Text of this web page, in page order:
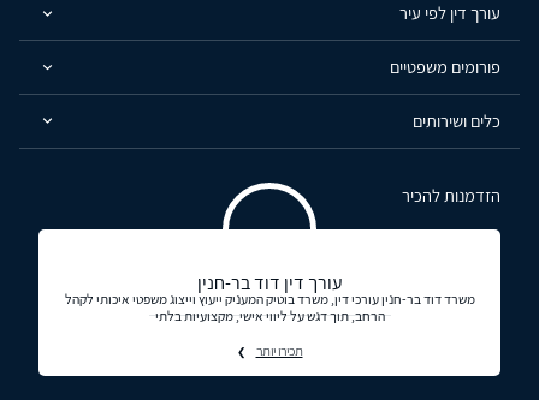
עורך דין לפי עיר
פורומים משפטיים
כלים ושירותים
הזדמנות להכיר
עורך דין דוד בר-חנין
משרד דוד בר-חנין עורכי דין, משרד בוטיק המעניק ייעוץ וייצוג משפטי איכותי לקהל
הרחב, תוך דגש על ליווי אישי, מקצועיות בלתי
תכירו יותר